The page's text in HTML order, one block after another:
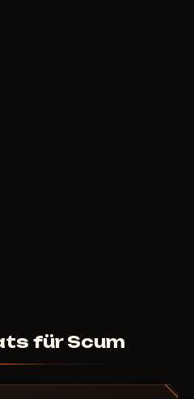
für Scum